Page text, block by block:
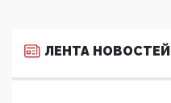
ЛЕНТА НОВОСТЕЙ